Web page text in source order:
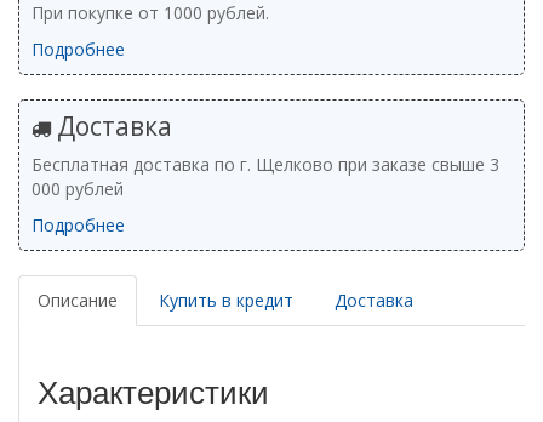
При покупке от 1000 рублей.
Подробнее
Доставка
Бесплатная доставка по г. Щелково при заказе свыше 3
000 рублей
Подробнее
Описание Купить в кредит Доставка
Характеристики